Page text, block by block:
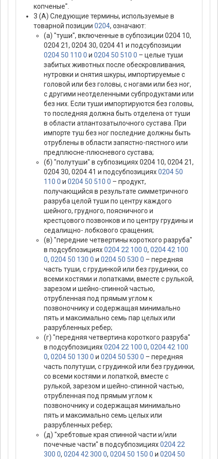
копченые".
3 (А) Следующие термины, используемые в
товарной позиции 0204, означают:
(а) "туши", включенные в субпозиции 0204 10,
0204 21, 0204 30, 0204 41 и подсубпозиции
0204 50 110 0 и 0204 50 510 0 – целые туши
забитых животных после обескровливания,
нутровки и снятия шкуры, импортируемые с
головой или без головы, с ногами или без ног,
с другими неотделенными субпродуктами или
без них. Если туши импортируются без головы,
то последняя должна быть отделена от туши
в области атлантозатылочного сустава. При
импорте туш без ног последние должны быть
отрублены в области запястно-пястного или
предплюсне-плюсневого сустава;
(б) "полутуши" в субпозициях 0204 10, 0204 21,
0204 30, 0204 41 и подсубпозициях0204 50
110 0 и 0204 50 510 0 – продукт,
получающийся в результате симметричного
разруба целой туши по центру каждого
шейного, грудного, поясничного и
крестцового позвонков и по центру грудины и
седалищно- лобкового сращения;
(в) "передние четвертины короткого разруба"
в подсубпозициях0204 22 100 0, 0204 42 100
0, 0204 50 130 0 и 0204 50 530 0 – передняя
часть туши, с грудинкой или без грудинки, со
всеми костями и лопатками, вместе с рулькой,
зарезом и шейно-спинной частью,
отрубленная под прямым углом к
позвоночнику и содержащая минимально
пять и максимально семь пар целых или
разрубленных ребер;
(г) "передняя четвертина короткого разруба"
в подсубпозициях0204 22 100 0, 0204 42 100
0, 0204 50 130 0 и 0204 50 530 0 – передняя
часть полутуши, с грудинкой или без грудинки,
со всеми костями и лопаткой, вместе с
рулькой, зарезом и шейно-спинной частью,
отрубленная под прямым углом к
позвоночнику и содержащая минимально
пять и максимально семь целых или
разрубленных ребер;
(д) "хребтовые края спинной части и/или
почечные части" в подсубпозициях0204 22
300 0, 0204 42 300 0, 0204 50 150 0 и 0204 50